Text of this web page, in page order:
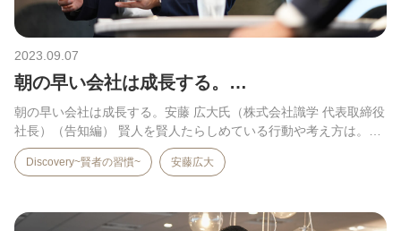
2023.09.07
朝の早い会社は成長する。…
朝の早い会社は成長する。安藤 広大氏（株式会社識学 代表取締役
社長）（告知編） 賢人を賢人たらしめている行動や考え方は。…
Discovery~賢者の習慣~ 安藤広大